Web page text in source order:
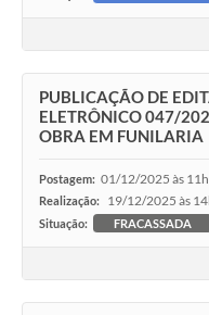
PUBLICAÇÃO DE
ELETRÔNICO 047/
OBRA EM FUNILARIA
Postagem: 01/12/2025 às
Realização: 19/12/2025 às
Situação: FRACASSADA